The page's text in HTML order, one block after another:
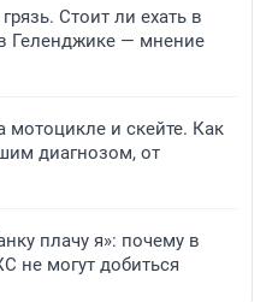
Стоит ли ехать в
Геленджике — мнение
мотоцикле и скейте. Как
диагнозом, от
плачу я»: почему в
не могут добиться